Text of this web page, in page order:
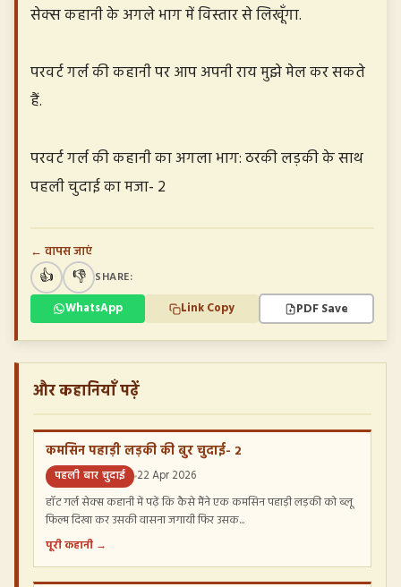
सेक्स कहानी के अगले भाग में विस्तार से लिखूँगा.
परवर्ट गर्ल की कहानी पर आप अपनी राय मुझे मेल कर सकते
हैं.
परवर्ट गर्ल की कहानी का अगला भाग: ठरकी लड़की के साथ
पहली चुदाई का मजा- 2
← वापस जाएं
👍 👎 SHARE:
WhatsApp
Link Copy PDF Save
और कहानियाँ पढ़ें
कमसिन पहाड़ी लड़की की बुर चुदाई- 2
पहली बार चुदाई 22 Apr 2026
हॉट गर्ल सेक्स कहानी में पढ़ें कि कैसे मैंने एक कमसिन पहाड़ी लड़की को ब्लू
फिल्म दिखा कर उसकी वासना जगायी फिर उसक...
पूरी कहानी →